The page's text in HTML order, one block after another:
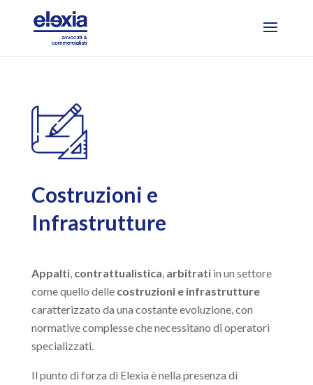
Costruzioni e
Infrastrutture
Appalti, contrattualistica arbitratiin un settore
come quello delle costruzioni e infrastrutture
caratterizzato da una costante evoluzione, con
normative complesse che necessitano di operatori
specializzati.
Il punto di forza di Elexia è nella presenza di